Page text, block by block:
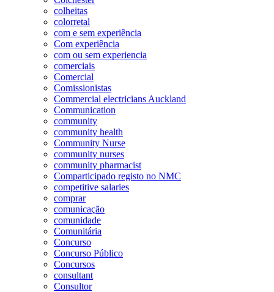
colheitas
colorretal
com e sem experiência
Com experiência
com ou sem experiencia
comerciais
Comercial
Comissionistas
Commercial electricians Auckland
Communication
community
community health
Community Nurse
community nurses
community pharmacist
Comparticipado registo no NMC
competitive salaries
comprar
comunicação
comunidade
Comunitária
Concurso
Concurso Público
Concursos
consultant
Consultor